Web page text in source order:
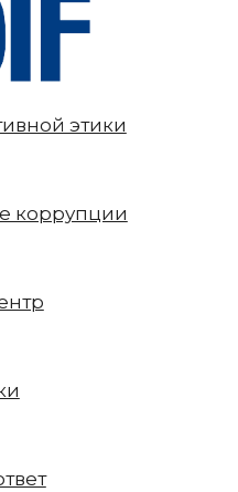
этики
коррупции